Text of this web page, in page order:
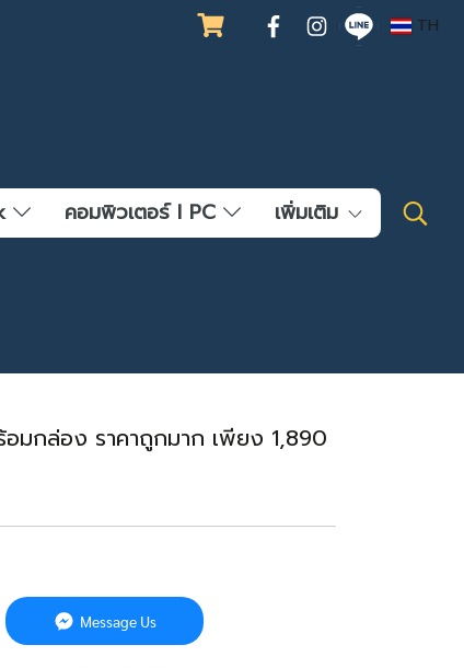
TH
คอมพิวเตอร์ l PC เพิ่มเติม
กล่อง ราคาถูกมาก เพียง 1,890
Message Us